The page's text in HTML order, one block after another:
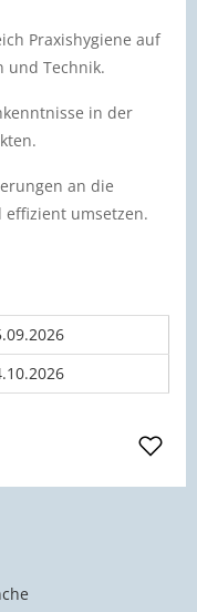
Praxishygiene auf
und Technik.
in der
an die
effizient umsetzen.